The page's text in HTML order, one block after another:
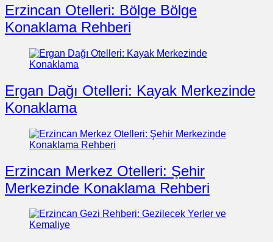
Erzincan Otelleri: Bölge Bölge
Konaklama Rehberi
Ergan Dağı Otelleri: Kayak Merkezinde
Konaklama
Erzincan Merkez Otelleri: Şehir
Merkezinde Konaklama Rehberi